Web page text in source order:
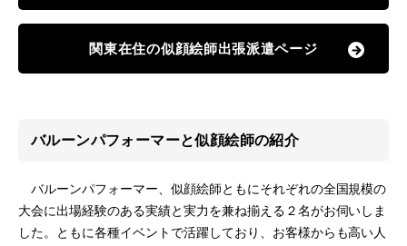
関東在住の似顔絵師出張派遣ページ
バルーンパフォーマーと似顔絵師の紹介
バルーンパフォーマー、似顔絵師ともにそれぞれの全国規模の
大会に出場経験のある実績と実力を兼ね揃える２名がお伺いしま
した。ともに各種イベントで活躍しており、お客様からも高い人